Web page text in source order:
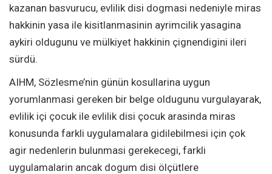
kazanan basvurucu, evlilik disi dogmasi nedeniyle miras
hakkinin yasa ile kisitlanmasinin ayrimcilik yasagina
aykiri oldugunu ve mülkiyet hakkinin çignendigini ileri
sürdü.
AIHM, Sözlesme’nin günün kosullarina uygun
yorumlanmasi gereken bir belge oldugunu vurgulayarak,
evlilik içi çocuk ile evlilik disi çocuk arasinda miras
konusunda farkli uygulamalara gidilebilmesi için çok
agir nedenlerin bulunmasi gerekecegi, farkli
uygulamalarin ancak dogum disi ölçütlere